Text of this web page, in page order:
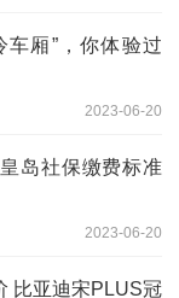
车厢”，你体验过
2023-06-20
岛社保缴费标准
2023-06-20
比亚迪宋PLUS冠